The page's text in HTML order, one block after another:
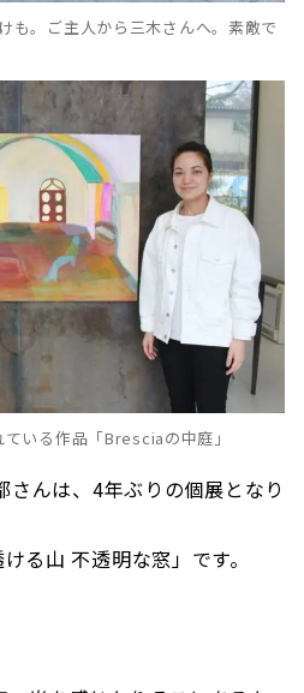
も。ご主人から三木さんへ。素敵で
いる作品「Bresciaの中庭」
んは、4年ぶりの個展となり
る山 不透明な窓」です。